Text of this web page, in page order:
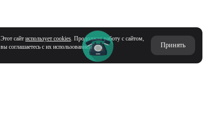
Этот сайт использует cookies. Продолжая работу с сайтом,
вы соглашаетесь с их использованием
Принять